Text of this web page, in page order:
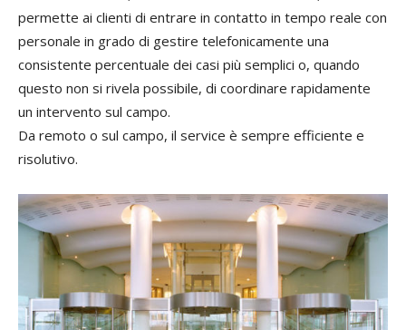
permette ai clienti di entrare in contatto in tempo reale con
personale in grado di gestire telefonicamente una
consistente percentuale dei casi più semplici o, quando
questo non si rivela possibile, di coordinare rapidamente
un intervento sul campo.
Da remoto o sul campo, il service è sempre efficiente e
risolutivo.